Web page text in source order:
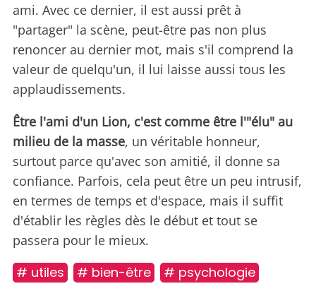
ami. Avec ce dernier, il est aussi prêt à
"partager" la scène, peut-être pas non plus
renoncer au dernier mot, mais s'il comprend la
valeur de quelqu'un, il lui laisse aussi tous les
applaudissements.
Être l'ami d'un Lion, c'est comme être l'"élu" au
milieu de la masse, un véritable honneur,
surtout parce qu'avec son amitié, il donne sa
confiance. Parfois, cela peut être un peu intrusif,
en termes de temps et d'espace, mais il suffit
d'établir les règles dès le début et tout se
passera pour le mieux.
# utiles # bien-être # psychologie